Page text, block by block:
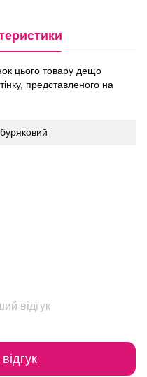
цього товару дещо
представленого на
відгук